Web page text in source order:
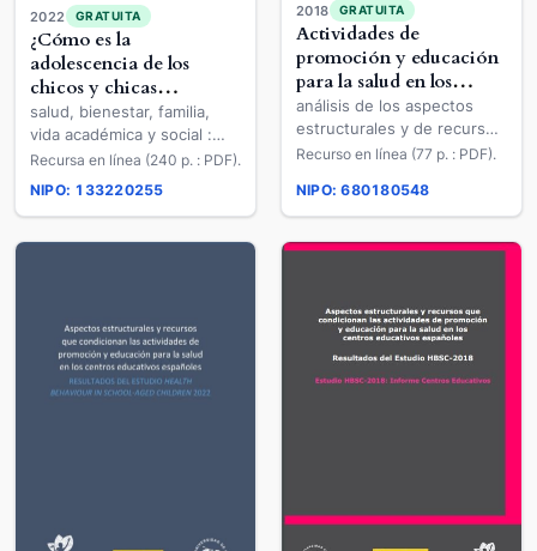
2022 GRATUITA
¿Cómo es la
adolescencia de los
chicos y chicas
adoptados en España?
salud, bienestar, familia,
vida académica y social :
comparaciones con
Recursa en línea (240 p. : PDF).
NIPO: 133220255
2018 GRATUITA
Actividades de
promoción y educación
para la salud en los
centros educativos
españoles
análisis de los aspectos
estructurales y de recursos
que las condicionan :
características de los
centros educativos
participantes en el estudio
Recurso en línea (77 p. : PDF).
NIPO: 680180548